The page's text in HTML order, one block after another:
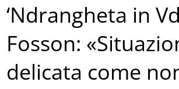
‘Ndrangheta in
Fosson:
delicata come